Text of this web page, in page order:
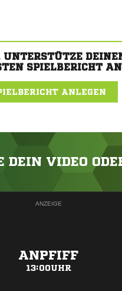
UNTERSTÜTZE
SPIELBERICHT
ANLEGEN
VIDEO
ANZEIGE
ANPFIFF
13:00UHR